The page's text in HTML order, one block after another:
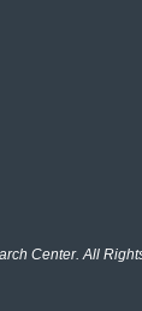
Center. All